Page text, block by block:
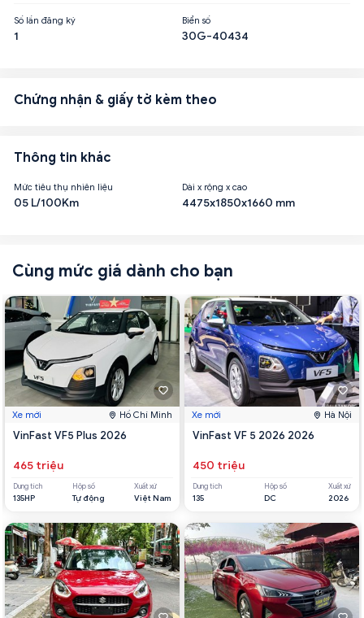
Số lần đăng ký
1
Biển số
30G-40434
Chứng nhận & giấy tờ kèm theo
Thông tin khác
Mức tiêu thụ nhiên liệu
05 L/100Km
Dài x rộng x cao
4475x1850x1660 mm
Cùng mức giá dành cho bạn
Xe mới Hồ Chí Minh
VinFast VF5 Plus 2026
465 triệu
Dung tích
135HP
Hộp số
Tự động
Xuất xứ
Việt Nam
Xe mới Hà Nội
VinFast VF 5 2026 2026
450 triệu
Dung tích
135
Hộp số
DC
Xuất xứ
2026